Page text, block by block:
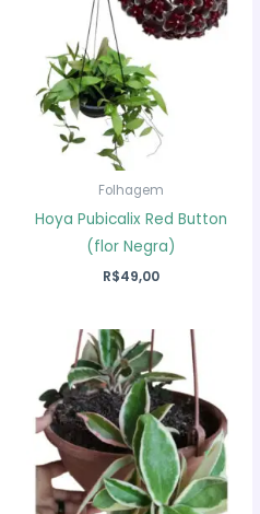
Folhagem
Hoya Pubicalix Red Button
(flor Negra)
R$49,00